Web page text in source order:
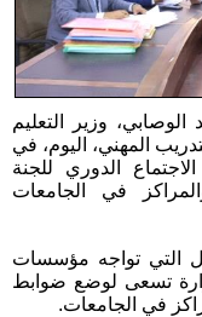
وزير التعليم
المهني، اليوم، في
الدوري للجنة
في الجامعات
التي تواجه مؤسسات
تسعى لوضع ضوابط
في الجامعات.